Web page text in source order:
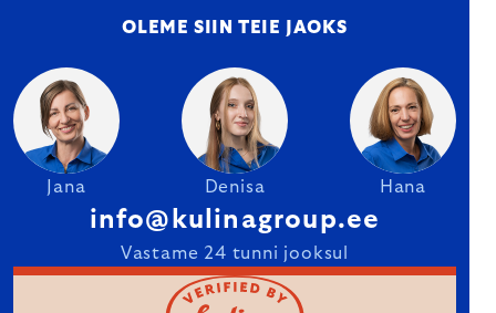
OLEME SIIN TEIE JAOKS
Jana Denisa Hana
info@kulinagroup.ee
Vastame 24 tunni jooksul